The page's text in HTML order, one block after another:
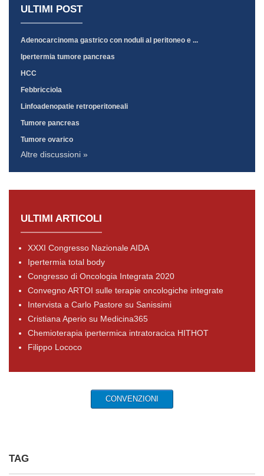
ULTIMI POST
Adenocarcinoma gastrico con noduli al peritoneo e ...
Ipertermia tumore pancreas
HCC
Febbricciola
Linfoadenopatie retroperitoneali
Tumore pancreas
Tumore ovarico
Altre discussioni »
ULTIMI ARTICOLI
XXXI Congresso Nazionale AIDA
Ipertermia total body
Congresso di Oncologia Integrata 2020
Convegno ARTOI sulle terapie oncologiche integrate
Intervista a Carlo Pastore su Sanissimi
Cristiana Aperio su Medicina365
Chemioterapia ipertermica intratoracica HITHOT
Filippo Lococo
CONVENZIONI
TAG